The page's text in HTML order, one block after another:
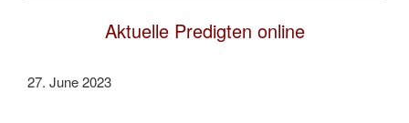
Aktuelle Predigten online
27. June 2023